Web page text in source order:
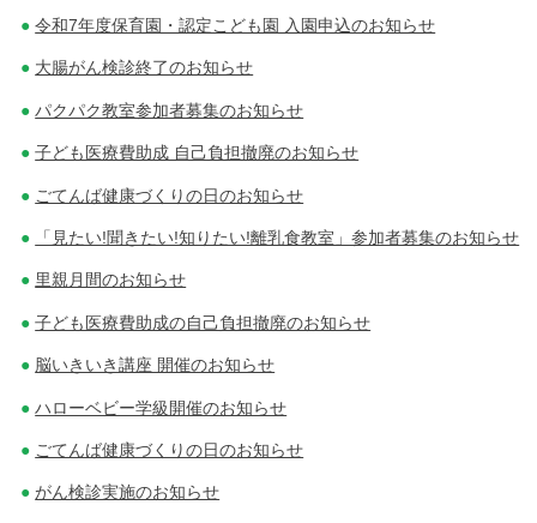
令和7年度保育園・認定こども園 入園申込のお知らせ
大腸がん検診終了のお知らせ
パクパク教室参加者募集のお知らせ
子ども医療費助成 自己負担撤廃のお知らせ
ごてんば健康づくりの日のお知らせ
「見たい!聞きたい!知りたい!離乳食教室」参加者募集のお知らせ
里親月間のお知らせ
子ども医療費助成の自己負担撤廃のお知らせ
脳いきいき講座 開催のお知らせ
ハローベビー学級開催のお知らせ
ごてんば健康づくりの日のお知らせ
がん検診実施のお知らせ